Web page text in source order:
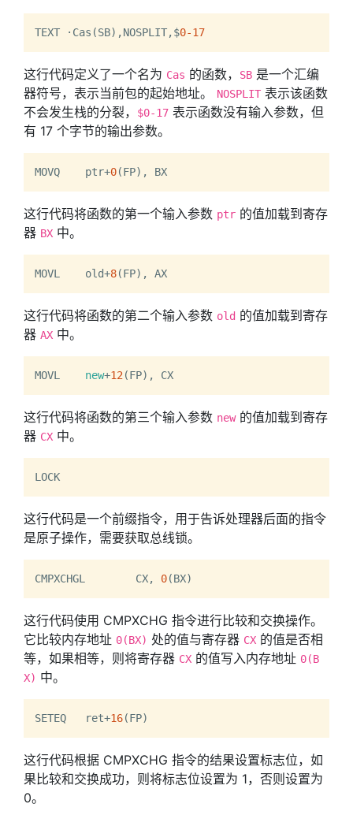
TEXT ·Cas(SB),NOSPLIT,$0-17
这行代码定义了一个名为 Cas 的函数， SB 是一个汇编
器符号，表示当前包的起始地址。
NOSPLIT 表示该函数
不会发生栈的分裂，
$0-17 表示函数没有输入参数，但
有 17 个字节的输出参数。
MOVQ	ptr+0
这行代码将函数的第一个输入参数 ptr 的值加载到寄存
器 BX 中。
MOVL	old+8
这行代码将函数的第二个输入参数 old 的值加载到寄存
器 AX 中。
new+12
这行代码将函数的第三个输入参数 new的值加载到寄存
器 CX 中。
这行代码是一个前缀指令，用于告诉处理器后面的指令
是原子操作，需要获取总线锁。
CMPXCHGL	CX, 0
这行代码使用 CMPXCHG 指令进行比较和交换操作。
它比较内存地址 0(BX) 处的值与寄存器 CX 的值是否相
等，如果相等，则将寄存器 CX 的值写入内存地址 0(B
X) 中。
SETEQ	ret+16
这行代码根据 CMPXCHG 指令的结果设置标志位，如
果比较和交换成功，则将标志位设置为 1，否则设置为
0。